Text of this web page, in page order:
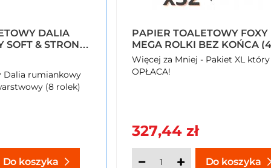
DALIA
& STRONG
Dalia rumiankowy
(8 rolek)
Do koszyka
PAPIER TOALETOWY FOXY
MEGA ROLKI BEZ KOŃCA (4
ROLKI) X 32 OPAKOWANIA
Więcej za Mniej - Pakiet XL który
OPŁACA!
327,44 zł
Do koszyka